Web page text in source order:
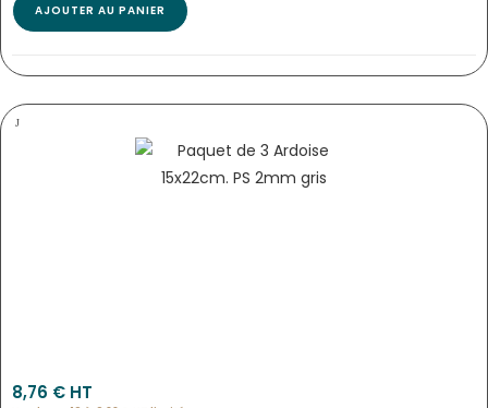
AJOUTER AU PANIER
8,76 € HT